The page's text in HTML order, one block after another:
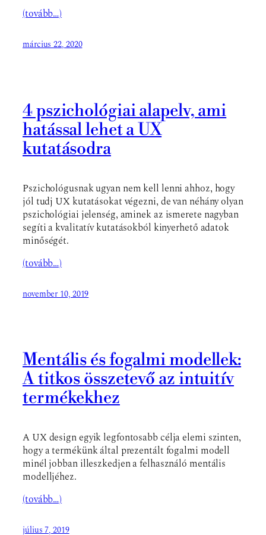
(tovább…)
március 22, 2020
4 pszichológiai alapelv, ami
hatással lehet a UX
kutatásodra
Pszichológusnak ugyan nem kell lenni ahhoz, hogy
jól tudj UX kutatásokat végezni, de van néhány olyan
pszichológiai jelenség, aminek az ismerete nagyban
segíti a kvalitatív kutatásokból kinyerhető adatok
minőségét.
(tovább…)
november 10, 2019
Mentális és fogalmi modellek:
A titkos összetevő az intuitív
termékekhez
A UX design egyik legfontosabb célja elemi szinten,
hogy a termékünk által prezentált fogalmi modell
minél jobban illeszkedjen a felhasználó mentális
modelljéhez.
(tovább…)
július 7, 2019